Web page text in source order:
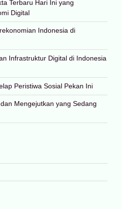
Terbaru Hari Ini yang
Digital
Indonesia di
Infrastruktur Digital di Indonesia
Peristiwa Sosial Pekan Ini
Mengejutkan yang Sedang